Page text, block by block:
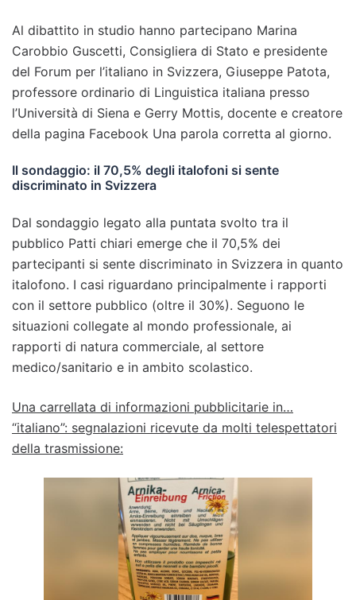
Al dibattito in studio hanno partecipano Marina
Carobbio Guscetti, Consigliera di Stato e presidente
del Forum per l’italiano in Svizzera, Giuseppe Patota,
professore ordinario di Linguistica italiana presso
l’Università di Siena e Gerry Mottis, docente e creatore
della pagina Facebook Una parola corretta al giorno.
Il sondaggio: il 70,5% degli italofoni si sente
discriminato in Svizzera
Dal sondaggio legato alla puntata svolto tra il
pubblico Patti chiari emerge che il 70,5% dei
partecipanti si sente discriminato in Svizzera in quanto
italofono. I casi riguardano principalmente i rapporti
con il settore pubblico (oltre il 30%). Seguono le
situazioni collegate al mondo professionale, ai
rapporti di natura commerciale, al settore
medico/sanitario e in ambito scolastico.
Una carrellata di informazioni pubblicitarie in…
“italiano”: segnalazioni ricevute da molti telespettatori
della trasmissione: